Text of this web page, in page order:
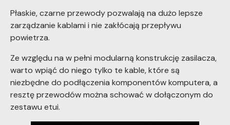
Płaskie, czarne przewody pozwalają na dużo lepsze
zarządzanie kablami i nie zakłócają przepływu
powietrza.
Ze względu na w pełni modularną konstrukcję zasilacza,
warto wpiąć do niego tylko te kable, które są
niezbędne do podłączenia komponentów komputera, a
resztę przewodów można schować w dołączonym do
zestawu etui.